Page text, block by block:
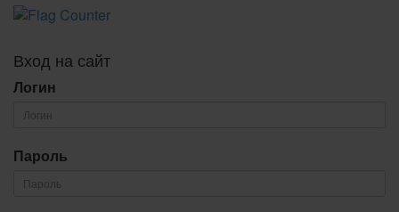
Вход на сайт
Логин
Пароль